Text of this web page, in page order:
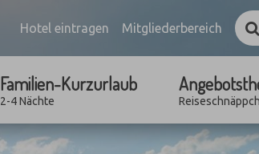
Hotel eintragen Mitgliederbereich
Familien-Kurzurlaub
2-4 Nächte